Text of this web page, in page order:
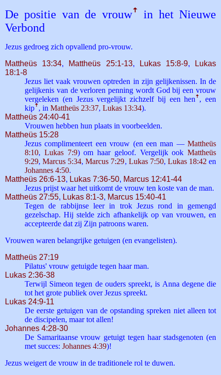
De positie van de vrouwꜛ
in het Nieuwe
Verbond
Jezus gedroeg zich opvallend pro-vrouw.
Mattheüs 13:34, Mattheüs 25:1-13, Lukas 15:8-9,
Lukas
18:1-8
Jezus liet vaak vrouwen optreden in zijn gelijkenissen. In de
gelijkenis van de verloren penning wordt God bij een vrouw
vergeleken (en Jezus vergelijkt zichzelf bij een hen ꜛ , een
kipꜛ , in Mattheüs 23:37, Lukas 13:34).
Mattheüs 24:40-41
Vrouwen hebben hun plaats in voorbeelden.
Mattheüs 15:28
Jezus complimenteert een vrouw (en een man — Mattheüs
8:10, Lukas 7:9) om haar geloof. Vergelijk ook Mattheüs
9:29,Marcus 5:34,Marcus 7:29, Lukas 7:50, Lukas 18:42 en
Johannes 4:50.
Mattheüs 26:6-13, Lukas 7:36-50, Marcus 12:41-44
Jezus prijst waar het uitkomt de vrouw ten koste van de man.
Mattheüs 27:55, Lukas 8:1-3, Marcus 15:40-41
Tegen de rabbijnse leer in trok Jezus rond in gemengd
gezelschap. Hij stelde zich afhankelijk op van vrouwen, en
accepteerde dat zij Zijn patroons waren.
Vrouwen waren belangrijke getuigen (en evangelisten).
Mattheüs 27:19
Pilatus' vrouw getuigde tegen haar man.
Lukas 2:36-38
Terwijl Simeon tegen de ouders spreekt, is Anna degene die
tot het grote publiek over Jezus spreekt.
Lukas 24:9-11
De eerste getuigen van de opstanding spreken niet alleen tot
de discipelen, maar tot allen!
Johannes 4:28-30
De Samaritaanse vrouw getuigt tegen haar stadsgenoten (en
met succes: Johannes 4:39)!
Jezus weigert de vrouw in de traditionele rol te duwen.